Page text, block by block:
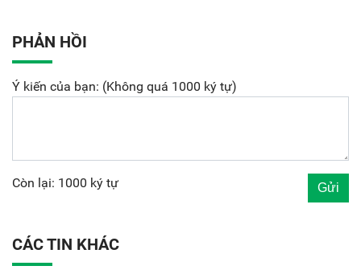
PHẢN HỒI
Ý kiến của bạn: (Không quá 1000 ký tự)
Còn lại: 1000 ký tự
CÁC TIN KHÁC